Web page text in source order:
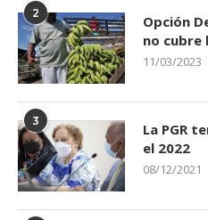
2
Opción
no cubre
11/03/2023
3
La PGR
el 2022
08/12/2021